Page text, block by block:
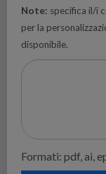
Note: specifica il/i
per la
disponibile.
Formati: pdf, ai,